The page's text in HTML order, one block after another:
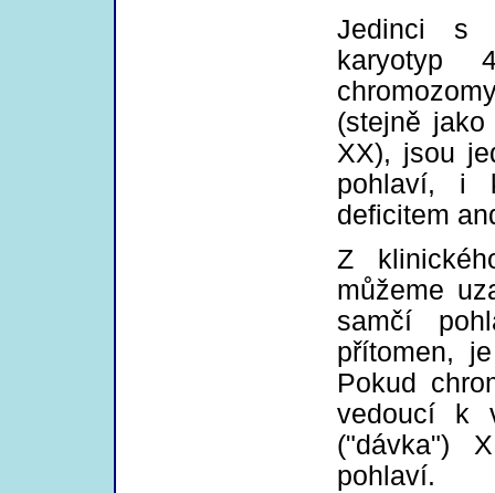
Jedinci s
karyotyp
(stejně
XX), jsou
pohlaví, i
deficitem
Z
můžeme
samčí
přítomen,
Pokud
vedoucí k
("dávka")
pohlaví.